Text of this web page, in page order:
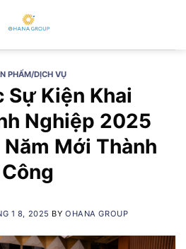
PHẨM/DỊCH VỤ
Sự Kiện Khai
Nghiệp 2025
Mới Thành
Công
1 8, 2025 BYOHANA GROUP